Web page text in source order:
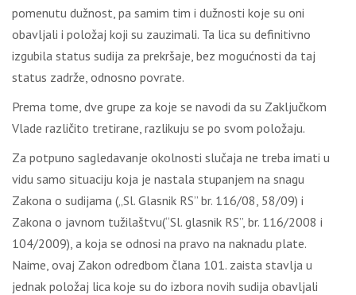
pomenutu dužnost, pa samim tim i dužnosti koje su oni
obavljali i položaj koji su zauzimali. Ta lica su definitivno
izgubila status sudija za prekršaje, bez mogućnosti da taj
status zadrže, odnosno povrate.
Prema tome, dve grupe za koje se navodi da su Zaključkom
Vlade različito tretirane, razlikuju se po svom položaju.
Za potpuno sagledavanje okolnosti slučaja ne treba imati u
vidu samo situaciju koja je nastala stupanjem na snagu
Zakona o sudijama („Sl. Glasnik RS” br. 116/08, 58/09) i
Zakona o javnom tužilaštvu(“Sl. glasnik RS”, br. 116/2008 i
104/2009), a koja se odnosi na pravo na naknadu plate.
Naime, ovaj Zakon odredbom člana 101. zaista stavlja u
jednak položaj lica koje su do izbora novih sudija obavljali